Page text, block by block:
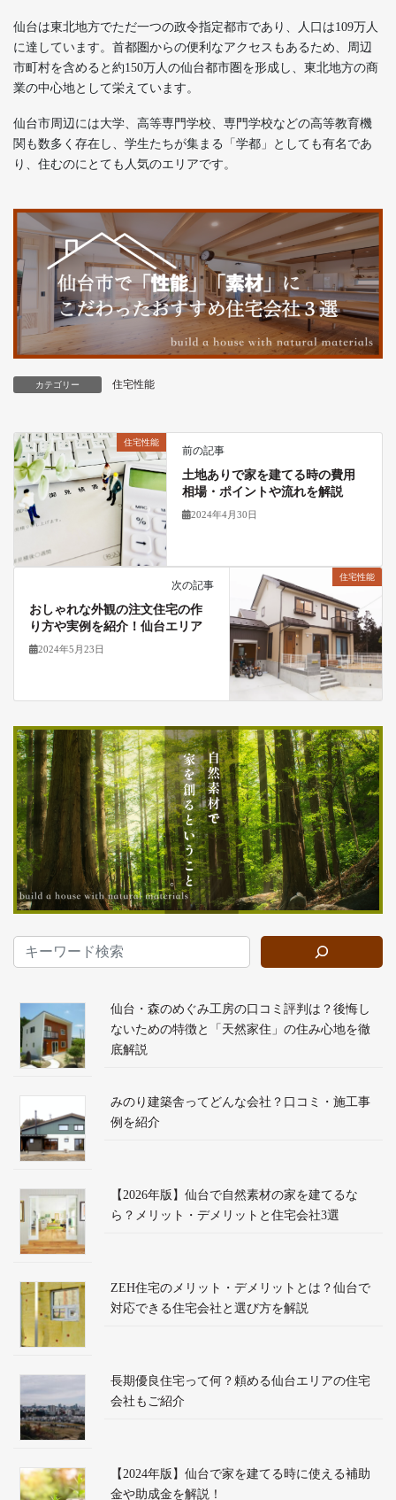
仙台は東北地方でただ一つの政令指定都市であり、人口は109万人
に達しています。首都圏からの便利なアクセスもあるため、周辺
市町村を含めると約150万人の仙台都市圏を形成し、東北地方の商
業の中心地として栄えています。
仙台市周辺には大学、高等専門学校、専門学校などの高等教育機
関も数多く存在し、学生たちが集まる「学都」としても有名であ
り、住むのにとても人気のエリアです。
カテゴリー 住宅性能
住宅性能
前の記事
土地ありで家を建てる時の費用
相場・ポイントや流れを解説
2024年4月30日
住宅性能
次の記事
おしゃれな外観の注文住宅の作
り方や実例を紹介！仙台エリア
2024年5月23日
仙台・森のめぐみ工房の口コミ評判は？後悔し
ないための特徴と「天然家住」の住み心地を徹
底解説
みのり建築舎ってどんな会社？口コミ・施工事
例を紹介
【2026年版】仙台で自然素材の家を建てるな
ら？メリット・デメリットと住宅会社3選
ZEH住宅のメリット・デメリットとは？仙台で
対応できる住宅会社と選び方を解説
長期優良住宅って何？頼める仙台エリアの住宅
会社もご紹介
【2024年版】仙台で家を建てる時に使える補助
金や助成金を解説！